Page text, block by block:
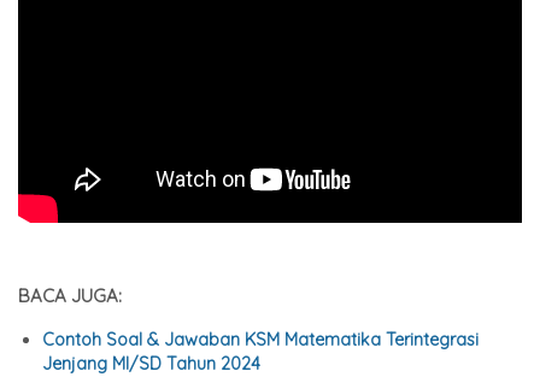
BACA JUGA:
Contoh Soal & Jawaban KSM Matematika Terintegrasi
Jenjang MI/SD Tahun 2024